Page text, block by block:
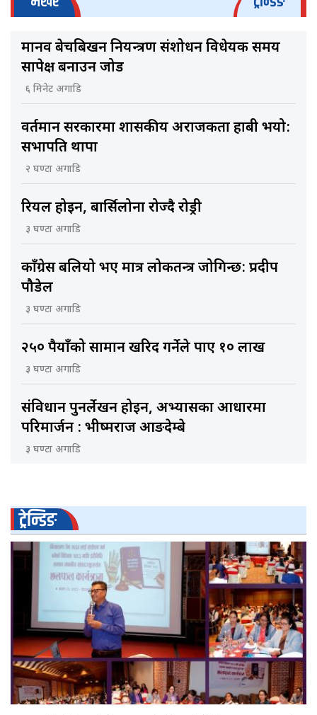
मानव बेचबिखन नियन्त्रण संशोधन विधेयक समय
सापेक्ष बनाउन जोड
६ मिनेट अगाडि
वर्तमान सरकारमा शासकीय अराजकता हाबी भयो:
सभापति थापा
२ घण्टा अगाडि
रियल होइन, बार्सिलोना रोज्दै रोड्री
३ घण्टा अगाडि
काँग्रेस बलियो भए मात्र लोकतन्त्र जोगिन्छ: प्रदीप
पौडेल
३ घण्टा अगाडि
२५० रुपैयाँको सामान खरिद गर्नेले पाए १० लाख
३ घण्टा अगाडि
संविधान पुनर्लेखन होइन, अभ्यासका आधारमा
परिमार्जन : भीष्मराज आङदेम्बे
३ घण्टा अगाडि
ट्रेन्डिङ